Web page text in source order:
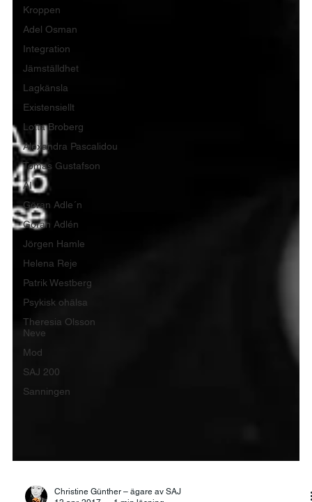
Kroppen
Adel Osman
Integration
Jämställdhet
Lagkänsla
Existensiellt
Lotta Broberg
Alexandra Pascalidou
Tomas Gustafson
AI
Göran Adle´n
Göran Adlén
Jörgen Hamle
Helena Reje
Patrik Westberg
Psykisk ohälsa
Theresia Olsson
Neve
Mod
SAJ 200
Sanningen